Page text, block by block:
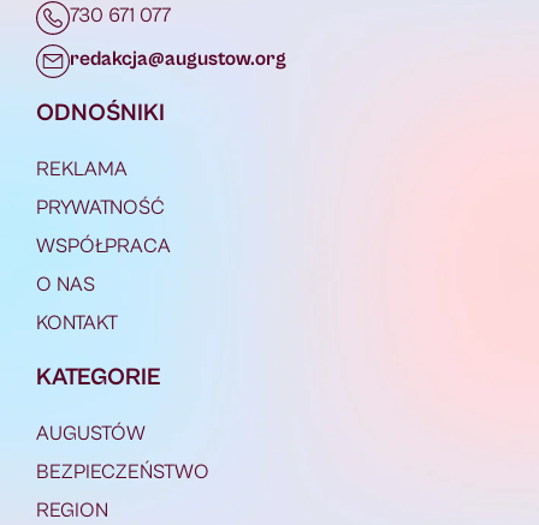
730 671 077
redakcja@augustow.org
ODNOŚNIKI
REKLAMA
PRYWATNOŚĆ
WSPÓŁPRACA
O NAS
KONTAKT
KATEGORIE
AUGUSTÓW
BEZPIECZEŃSTWO
REGION